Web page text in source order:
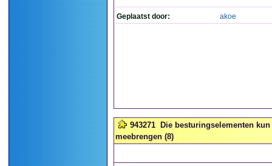
Geplaatst door: akoe
943271
Die besturingselementen
meebrengen (8)